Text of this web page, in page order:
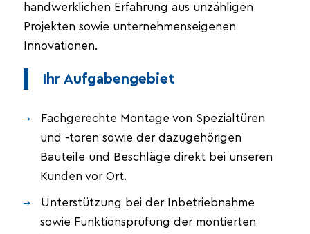
handwerklichen Erfahrung aus unzähligen
Projekten sowie unternehmenseigenen
Innovationen.
Ihr Aufgabengebiet
Fachgerechte Montage von Spezialtüren
und -toren sowie der dazugehörigen
Bauteile und Beschläge direkt bei unseren
Kunden vor Ort.
Unterstützung bei der Inbetriebnahme
sowie Funktionsprüfung der montierten